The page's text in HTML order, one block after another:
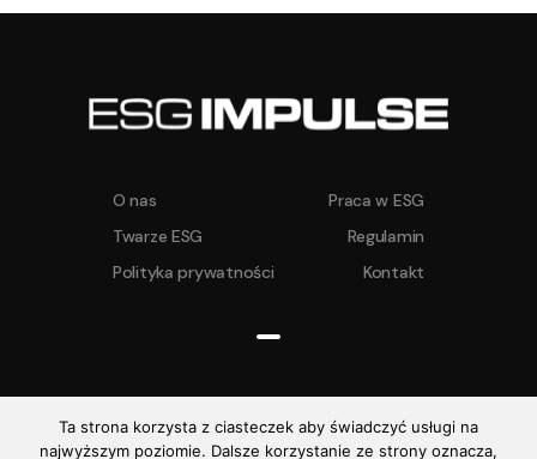
O nas
Praca w ESG
Twarze ESG
Regulamin
Polityka prywatności
Kontakt
ESG IMPULSE ©2026. Wszelkie prawa
Ta strona korzysta z ciasteczek aby świadczyć usługi na
najwyższym poziomie. Dalsze korzystanie ze strony oznacza,